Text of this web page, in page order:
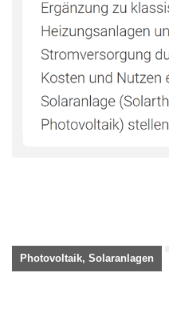
Photovoltaik, Solaranlagen